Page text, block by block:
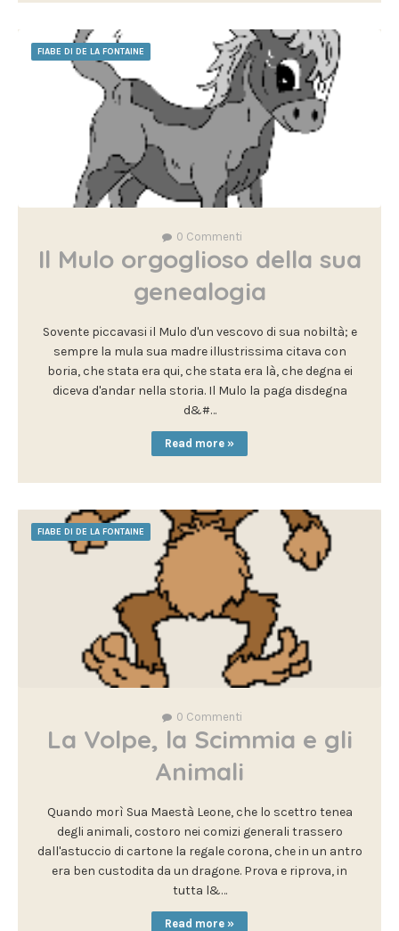
FIABE DI DE LA FONTAINE
0 Commenti
Il Mulo orgoglioso della sua
genealogia
Sovente piccavasi il Mulo d'un vescovo di sua nobiltà; e
sempre la mula sua madre illustrissima citava con
boria, che stata era qui, che stata era là, che degna ei
diceva d'andar nella storia. Il Mulo la paga disdegna
d&#…
Read more »
FIABE DI DE LA FONTAINE
0 Commenti
La Volpe, la Scimmia e gli
Animali
Quando morì Sua Maestà Leone, che lo scettro tenea
degli animali, costoro nei comizi generali trassero
dall'astuccio di cartone la regale corona, che in un antro
era ben custodita da un dragone. Prova e riprova, in
tutta l&…
Read more »